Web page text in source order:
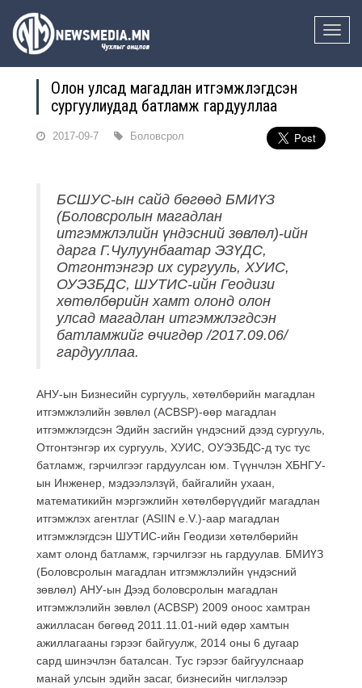
Toggle
Олон улсад магадлан итгэмжлэгдсэн
сургуулиудад батламж гардууллаа
2017-09-7 Боловсрол
БСШУС-ын сайд бөгөөд БМИҮЗ
(Боловсролын магадлан
итгэмжлэлийн үндэсний зөвлөл)-ийн
дарга Г.Чулуунбаатар ЭЗҮДС,
Отгонтэнгэр их сургууль, ХУИС,
ОУЭЗБДС, ШУТИС-ийн Геодизи
хөтөлбөрийн хамт олонд олон
улсад магадлан итгэмжлэгдсэн
батламжийг өчигдөр /2017.09.06/
гардууллаа.
АНУ-ын Бизнесийн сургууль, хөтөлбөрийн магадлан
итгэмжлэлийн зөвлөл (ACBSP)-өөр магадлан
итгэмжлэгдсэн Эдийн засгийн үндэсний дээд сургууль,
Отгонтэнгэр их сургууль, ХУИС, ОУЭЗБДС-д тус тус
батламж, гэрчилгээг гардуулсан юм. Түүнчлэн ХБНГУ-
ын Инженер, мэдээлэлзүй, байгалийн ухаан,
математикийн мэргэжлийн хөтөлбөрүүдийг магадлан
итгэмжлэх агентлаг (ASIIN e.V.)-аар магадлан
итгэмжлэгдсэн ШУТИС-ийн Геодизи хөтөлбөрийн
хамт олонд батламж, гэрчилгээг нь гардуулав. БМИҮЗ
(Боловсролын магадлан итгэмжлэлийн үндэсний
зөвлөл) АНУ-ын Дээд боловсролын магадлан
итгэмжлэлийн зөвлөл (ACBSP) 2009 оноос хамтран
ажилласан бөгөөд 2011.11.01-ний өдөр хамтын
ажиллагааны гэрээг байгуулж, 2014 оны 6 дугаар
сард шинэчлэн баталсан. Тус гэрээг байгуулснаар
манай улсын эдийн засаг, бизнесийн чиглэлээр